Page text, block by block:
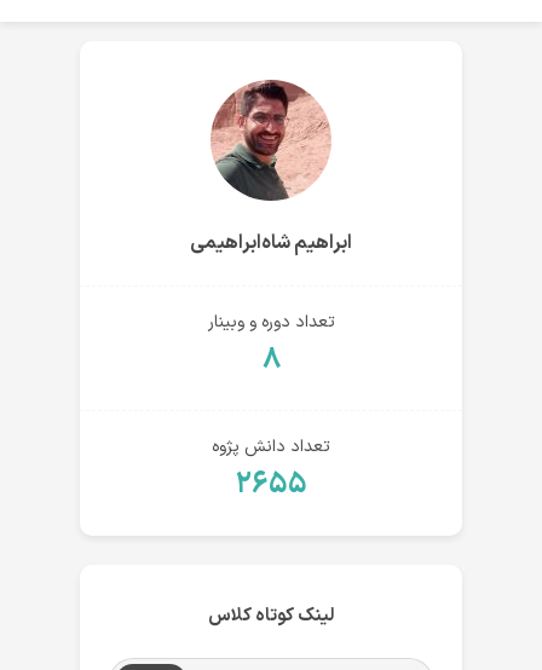
ابراهیم شاه‌ابراهیمی
تعداد دوره و وبینار
۸
تعداد دانش پژوه
۲۶۵۵
لینک کوتاه کلاس